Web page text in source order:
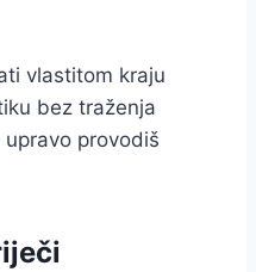
vlastitom kraju
bez traženja
provodiš